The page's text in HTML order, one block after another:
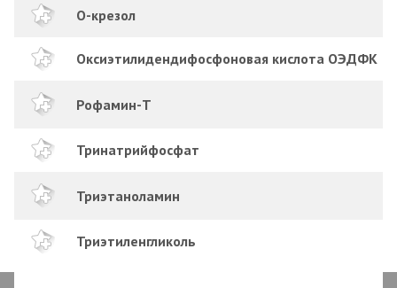
О-крезол
Оксиэтилидендифосфоновая кислота ОЭДФК
Рофамин-Т
Тринатрийфосфат
Триэтаноламин
Триэтиленгликоль